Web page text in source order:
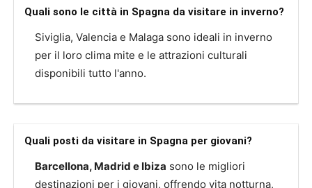
Quali sono le città in Spagna da visitare in inverno?
Siviglia, Valencia e Malaga sono ideali in inverno
per il loro clima mite e le attrazioni culturali
disponibili tutto l'anno.
Quali posti da visitare in Spagna per giovani?
Barcellona, Madrid e Ibiza sono le migliori
destinazioni per i giovani, offrendo vita notturna,